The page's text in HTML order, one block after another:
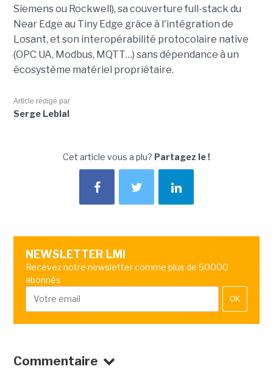
Siemens ou Rockwell), sa couverture full-stack du
Near Edge au Tiny Edge grâce à l'intégration de
Losant, et son interopérabilité protocolaire native
(OPC UA, Modbus, MQTT…) sans dépendance à un
écosystème matériel propriétaire.
Article rédigé par
Serge Leblal
Cet article vous a plu? Partagez le !
NEWSLETTER LMI
Recevez notre newsletter comme plus de 50000
abonnés
OK
Commentaire